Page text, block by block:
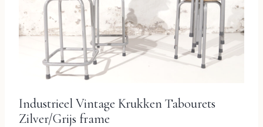
Industrieel Vintage Krukken Tabourets
Zilver/Grijs frame